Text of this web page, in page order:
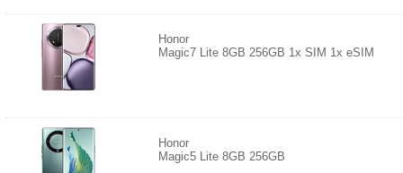
Honor
Magic7 Lite 8GB 256GB 1x SIM 1x eSIM
Honor
Magic5 Lite 8GB 256GB